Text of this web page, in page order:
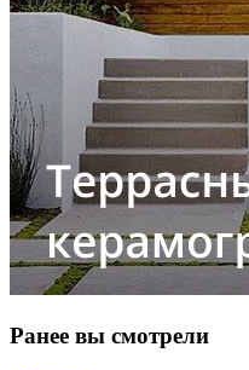
Ранее вы смотрели